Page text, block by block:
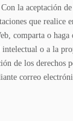
Con la aceptación
que realice
comparta o
o a la
de los
correo